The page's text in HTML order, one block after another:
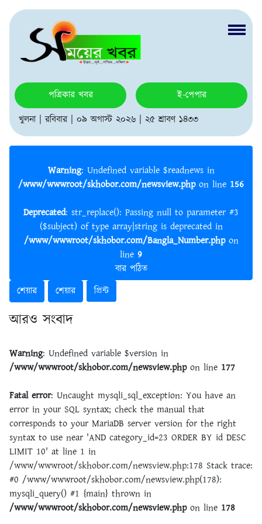
পত্রিকার খবর
ই-পেপার
খুলনা | রবিবার | ০৯ অগাস্ট ২০২৬ | ২৫ শ্রাবণ ১৪৩৩
Warning : Undefined variable $readnews in
/www/wwwroot/skhobor.com/newsview.phpon line 156
Deprecated: str_replace(): Passing null to parameter #3
($subject) of type array|string is deprecated in
/www/wwwroot/skhobor.com/Bangla_Number.phpon
line 9
বার পঠিত
শেয়ার
শেয়ার প্রিন্ট
আরও সংবাদ
Warning: Undefined variable $version in
/www/wwwroot/skhobor.com/newsview.phpon line 177
Fatal error: Uncaught mysqli_sql_exception: You have an
error in your SQL syntax; check the manual that
corresponds to your MariaDB server version for the right
syntax to use near 'AND category_id=23 ORDER BY id DESC
LIMIT 10' at line 1 in
/www/wwwroot/skhobor.com/newsview.php:178 Stack trace:
#0 /www/wwwroot/skhobor.com/newsview.php(178):
mysqli_query() #1 {main} thrown in
/www/wwwroot/skhobor.com/newsview.phpon line 178